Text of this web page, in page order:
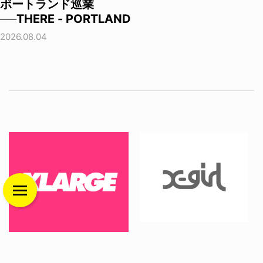
ポートランド巡業
──THERE - PORTLAND
2026.08.04